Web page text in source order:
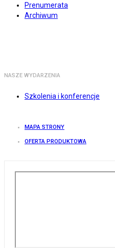
Prenumerata
Archiwum
NASZE WYDARZENIA
Szkolenia i konferencje
MAPA STRONY
OFERTA PRODUKTOWA